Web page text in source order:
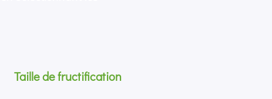
Taille de fructification